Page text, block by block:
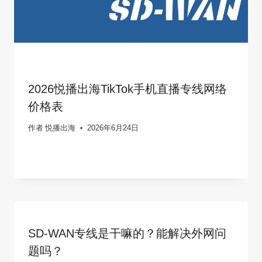
2026悦播出海TikTok手机直播专线网络
价格表
作者 悦播出海 2026年6月24日
SD-WAN专线是干嘛的？能解决外网问
题吗？